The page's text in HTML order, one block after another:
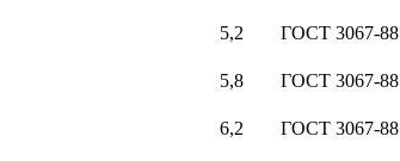
5,2 ГОСТ 3067-88
5,8 ГОСТ 3067-88
6,2 ГОСТ 3067-88